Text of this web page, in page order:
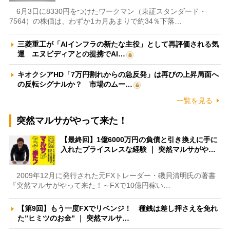
6月3日に8330円をつけたワークマン（東証スタンダード・
7564）の株価は、わずか1カ月あまりで約34％下落…
三菱重工が「AIインフラの新たな主役」として再評価される気
運 エヌビディアとの提携でAI…
キオクシアHD「7万円割れからの急反発」は再びの上昇局面へ
の反転シグナルか？ 市場のムー…
一覧を見る
突然マルサがやって来た！
【最終回】1億6000万円の負債と引き換えに手に
入れたプライスレスな経験 ｜ 突然マルサがや…
2009年12月に発行された元FXトレーダー・磯貝清明氏の著書
『突然マルサがやって来た！～FXで10億円稼い…
【第9回】もう一度FXでリベンジ！ 種銭は差し押さえを免れ
た”ヒミツのお金” ｜ 突然マルサ…